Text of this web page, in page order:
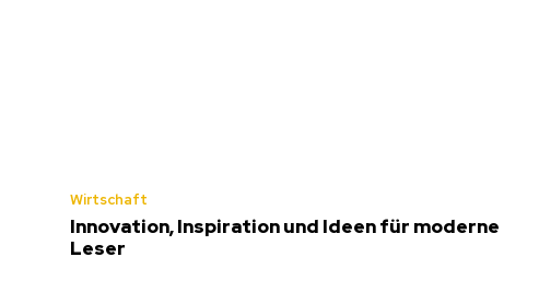
Wirtschaft
Innovation, Inspiration und Ideen für moderne
Leser